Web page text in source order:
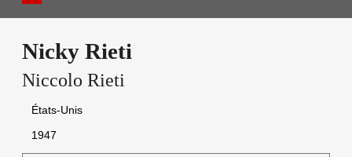
Nicky Rieti
Niccolo Rieti
États-Unis
1947